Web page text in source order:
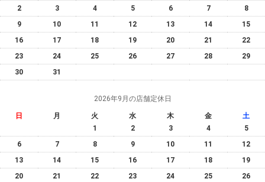
2
3 4 5 6 7
8
9
10 11 12 13 14
15
16
17 18 19 20 21
22
23
24 25 26 27 28
29
30
31
2026年9月の店舗定休日
日 月 火 水 木 金
土
1
2 3 4
5
6
7 8 9 10 11
12
13
14 15 16 17 18
19
20
21 22 23 24 25
26